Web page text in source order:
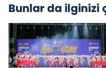
Bunlar da ilginizi